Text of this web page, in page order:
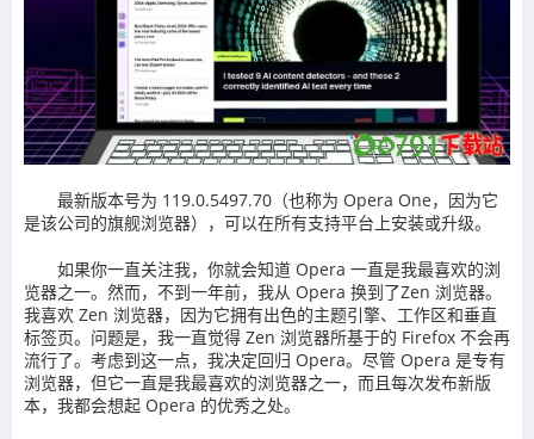
最新版本号为 119.0.5497.70（也称为 Opera One，因为它
是该公司的旗舰浏览器），可以在所有支持平台上安装或升级。
如果你一直关注我，你就会知道 Opera 一直是我最喜欢的浏
览器之一。然而，不到一年前，我从 Opera 换到了Zen 浏览器。
我喜欢 Zen 浏览器，因为它拥有出色的主题引擎、工作区和垂直
标签页。问题是，我一直觉得 Zen 浏览器所基于的 Firefox 不会再
流行了。考虑到这一点，我决定回归 Opera。尽管 Opera 是专有
浏览器，但它一直是我最喜欢的浏览器之一，而且每次发布新版
本，我都会想起 Opera 的优秀之处。